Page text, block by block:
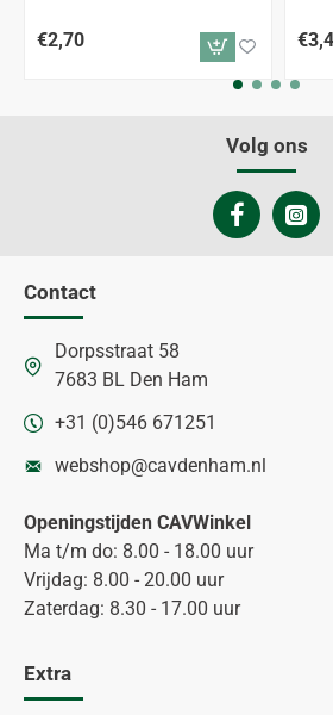
€2,70
Volg ons
Contact
Dorpsstraat 58
7683 BL Den Ham
+31 (0)546 671251
webshop@cavdenham.nl
Openingstijden CAVWinkel
Ma t/m do: 8.00 - 18.00 uur
Vrijdag: 8.00 - 20.00 uur
Zaterdag: 8.30 - 17.00 uur
Extra